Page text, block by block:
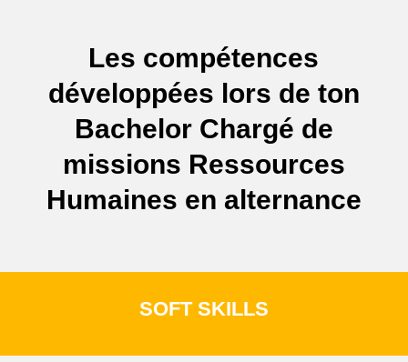
Les compétences
développées lors de ton
Bachelor Chargé de
missions Ressources
Humaines en alternance
SOFT SKILLS